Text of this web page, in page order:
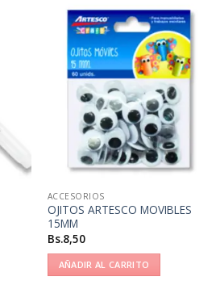
ACCESORIOS
OJITOS ARTESCO MOVIBLES
15MM
Bs.8,50
AÑADIR AL CARRITO